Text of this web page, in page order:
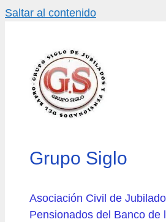
Saltar al contenido
Grupo Siglo
Asociación Civil de
Pensionados del Banco de